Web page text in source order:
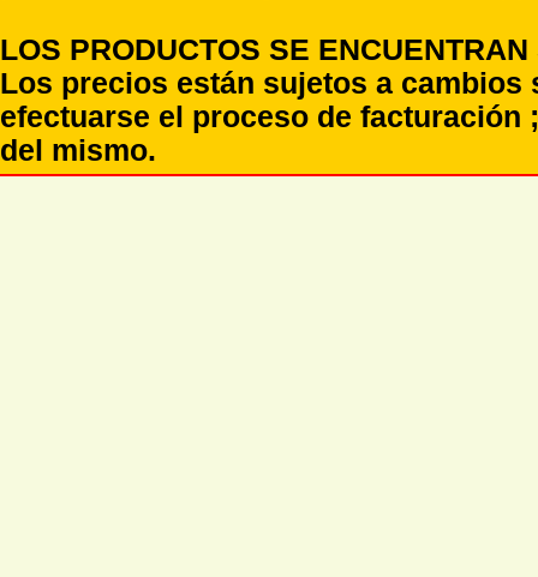
LOS PRODUCTOS SE
Los precios están sujetos a
efectuarse el proceso de
del mismo.